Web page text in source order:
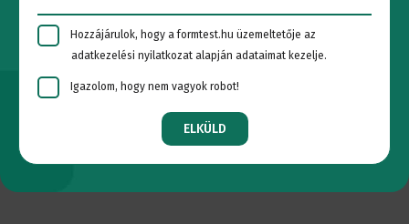
Hozzájárulok, hogy a formtest.hu üzemeltetője az
adatkezelési nyilatkozat alapján adataimat kezelje.
Igazolom, hogy nem vagyok robot!
ELKÜLD